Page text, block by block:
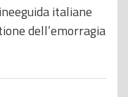
italiane
dell’emorragia